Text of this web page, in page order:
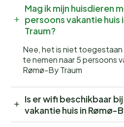
Mag ik mijn huisdieren
persoons vakantie huis
Traum?
Nee, het is niet toegestaan
te nemen naar 5 persoons
Rømø-By Traum
Is er wifi beschikbaar
vakantie huis in Rømø-